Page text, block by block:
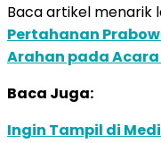
Baca artikel menarik
Pertahanan
Arahan pada Acara
Baca Juga:
Ingin Tampil di